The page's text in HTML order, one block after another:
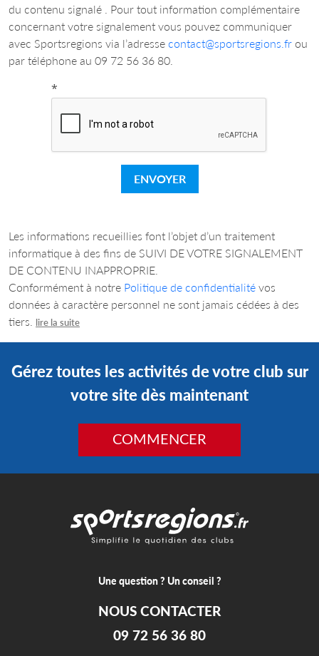
du contenu signalé . Pour tout information complémentaire
concernant votre signalement vous pouvez communiquer
avec Sportsregions via l’adresse contact@sportsregions.fr ou
par téléphone au 09 72 56 36 80.
*
ENVOYER
Les informations recueillies font l’objet d’un traitement
informatique à des fins de SUIVI DE VOTRE SIGNALEMENT
DE CONTENU INAPPROPRIE.
Conformément à notre Politique de confidentialité vos
données à caractère personnel ne sont jamais cédées à des
tiers.
lire la suite
Gérez toutes les activités de votre club sur
votre site dès maintenant
COMMENCER
Une question ? Un conseil ?
NOUS CONTACTER
09 72 56 36 80